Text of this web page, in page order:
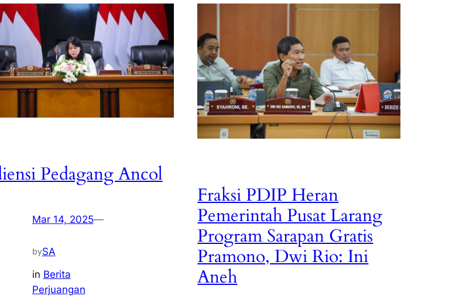
Pedagang Ancol
Mar 14, 2025—
bySA
in Berita
Perjuangan
Fraksi PDIP Heran
Pemerintah Pusat Larang
Program Sarapan Gratis
Pramono, Dwi Rio: Ini
Aneh